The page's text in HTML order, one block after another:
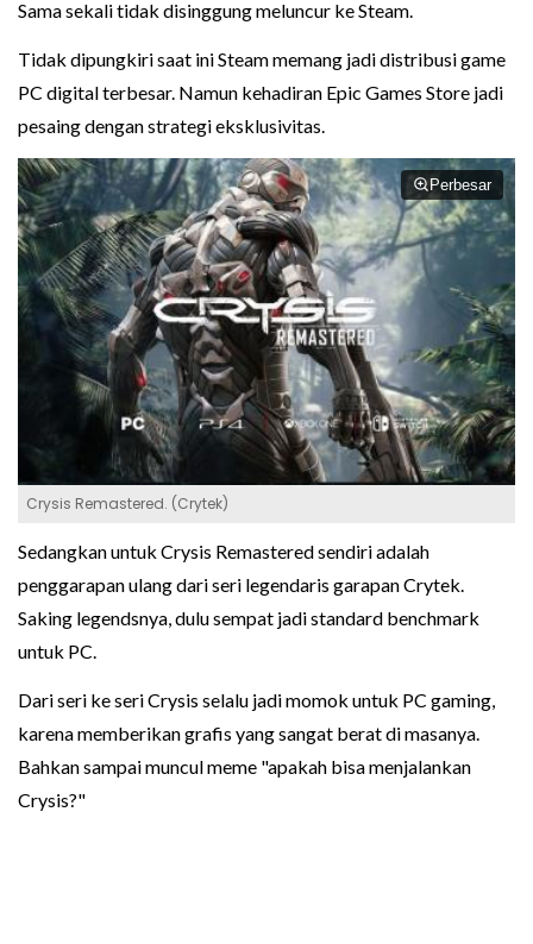
Sama sekali tidak disinggung meluncur ke Steam.
Tidak dipungkiri saat ini Steam memang jadi distribusi game
PC digital terbesar. Namun kehadiran Epic Games Store jadi
pesaing dengan strategi eksklusivitas.
Perbesar
Crysis Remastered. (Crytek)
Sedangkan untuk Crysis Remastered sendiri adalah
penggarapan ulang dari seri legendaris garapan Crytek.
Saking legendsnya, dulu sempat jadi standard benchmark
untuk PC.
Dari seri ke seri Crysis selalu jadi momok untuk PC gaming,
karena memberikan grafis yang sangat berat di masanya.
Bahkan sampai muncul meme "apakah bisa menjalankan
Crysis?"